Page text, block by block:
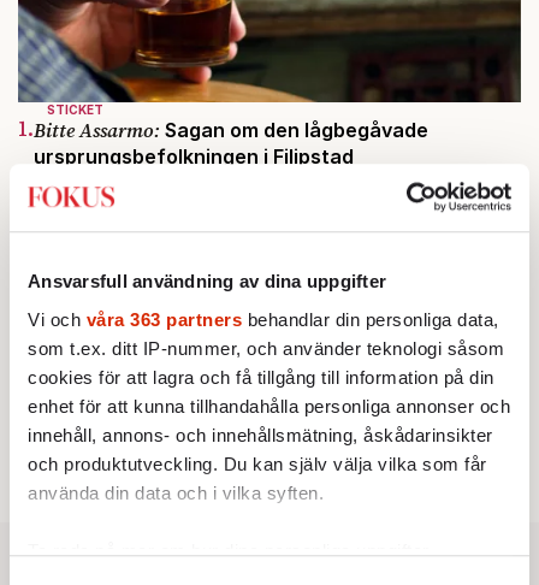
Ansvarsfull användning av dina uppgifter
Vi och våra 363 partners behandlar din personliga data,
som t.ex. ditt IP-nummer, och använder teknologi såsom
cookies för att lagra och få tillgång till information på din
enhet för att kunna tillhandahålla personliga annonser och
innehåll, annons- och innehållsmätning, åskådarinsikter
och produktutveckling. Du kan själv välja vilka som får
använda din data och i vilka syften.
Ta reda på mer om hur dina personliga uppgifter
STICKET
1.Bitte Assarmo: Sagan om den lågbegåvade
ursprungsbefolkningen i Filipstad
2.Sakine Madon:
Efter islamistdådet oroar sig
KRÖNIKA
4. Frans Wachtmeister:
Ja, AC är ett hot mot den
franska civilisationen
UTRIKES
5.Därför liknar Putin både tsaren och Stalin
Av: Bengt Jangfeldt
STICKET
6.Christoffer Jonsson:Inte nu igen, Vänsterpartiet!